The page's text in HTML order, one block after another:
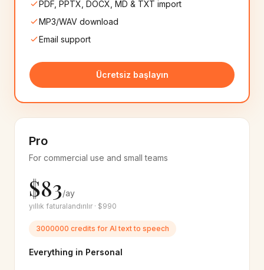
🇪🇸Catalan
8+
🇦🇱 🇪🇹
20+ ses 6+ ses
🇲🇰6+ ses 🇦🇲
🇦🇿Azerbaijani
6+ ses
☁️Google
ses 🔷Microsoft
PDF, PPTX, DOCX, MD & TXT import
MP3/WAV download
Email support
Ücretsiz başlayın
Pro
For commercial use and small teams
$83/ay
yıllık faturalandırılır · $990
3000000 credits for AI text to speech
Everything in Personal